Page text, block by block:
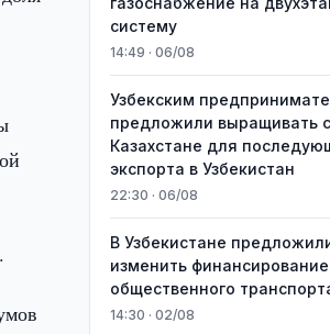
систему
14:49 · 06/08
Узбекским
предложили выращивать
Казахстане для
экспорта в Узбекистан
22:30 · 06/08
В Узбекистане
изменить финансирование
общественного
14:30 · 02/08